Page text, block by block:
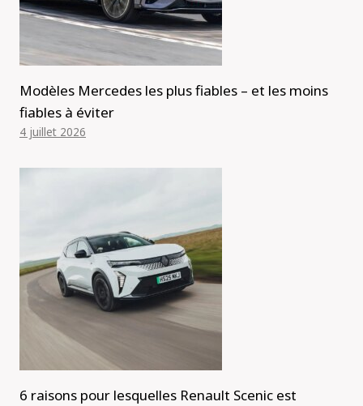
Modèles Mercedes les plus fiables – et les moins
fiables à éviter
4 juillet 2026
6 raisons pour lesquelles Renault Scenic est